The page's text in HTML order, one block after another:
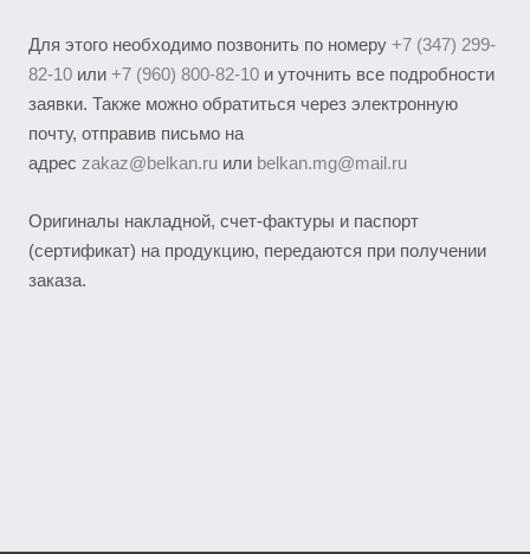
Для этого необходимо позвонить по номеру +7 (347) 299-
82-10 или +7 (960) 800-82-10 и уточнить все подробности
заявки. Также можно обратиться через электронную
почту, отправив письмо на
адрес zakaz@belkan.ru или belkan.mg@mail.ru
Оригиналы накладной, счет-фактуры и паспорт
(сертификат) на продукцию, передаются при получении
заказа.